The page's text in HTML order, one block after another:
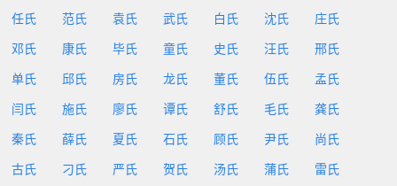
任氏 范氏 袁氏 武氏 白氏 沈氏 庄氏
邓氏 康氏 毕氏 童氏 史氏 汪氏 邢氏
单氏 邱氏 房氏 龙氏 董氏 伍氏 孟氏
闫氏 施氏 廖氏 谭氏 舒氏 毛氏 龚氏
秦氏 薛氏 夏氏 石氏 顾氏 尹氏 尚氏
古氏 刁氏 严氏 贺氏 汤氏 蒲氏 雷氏